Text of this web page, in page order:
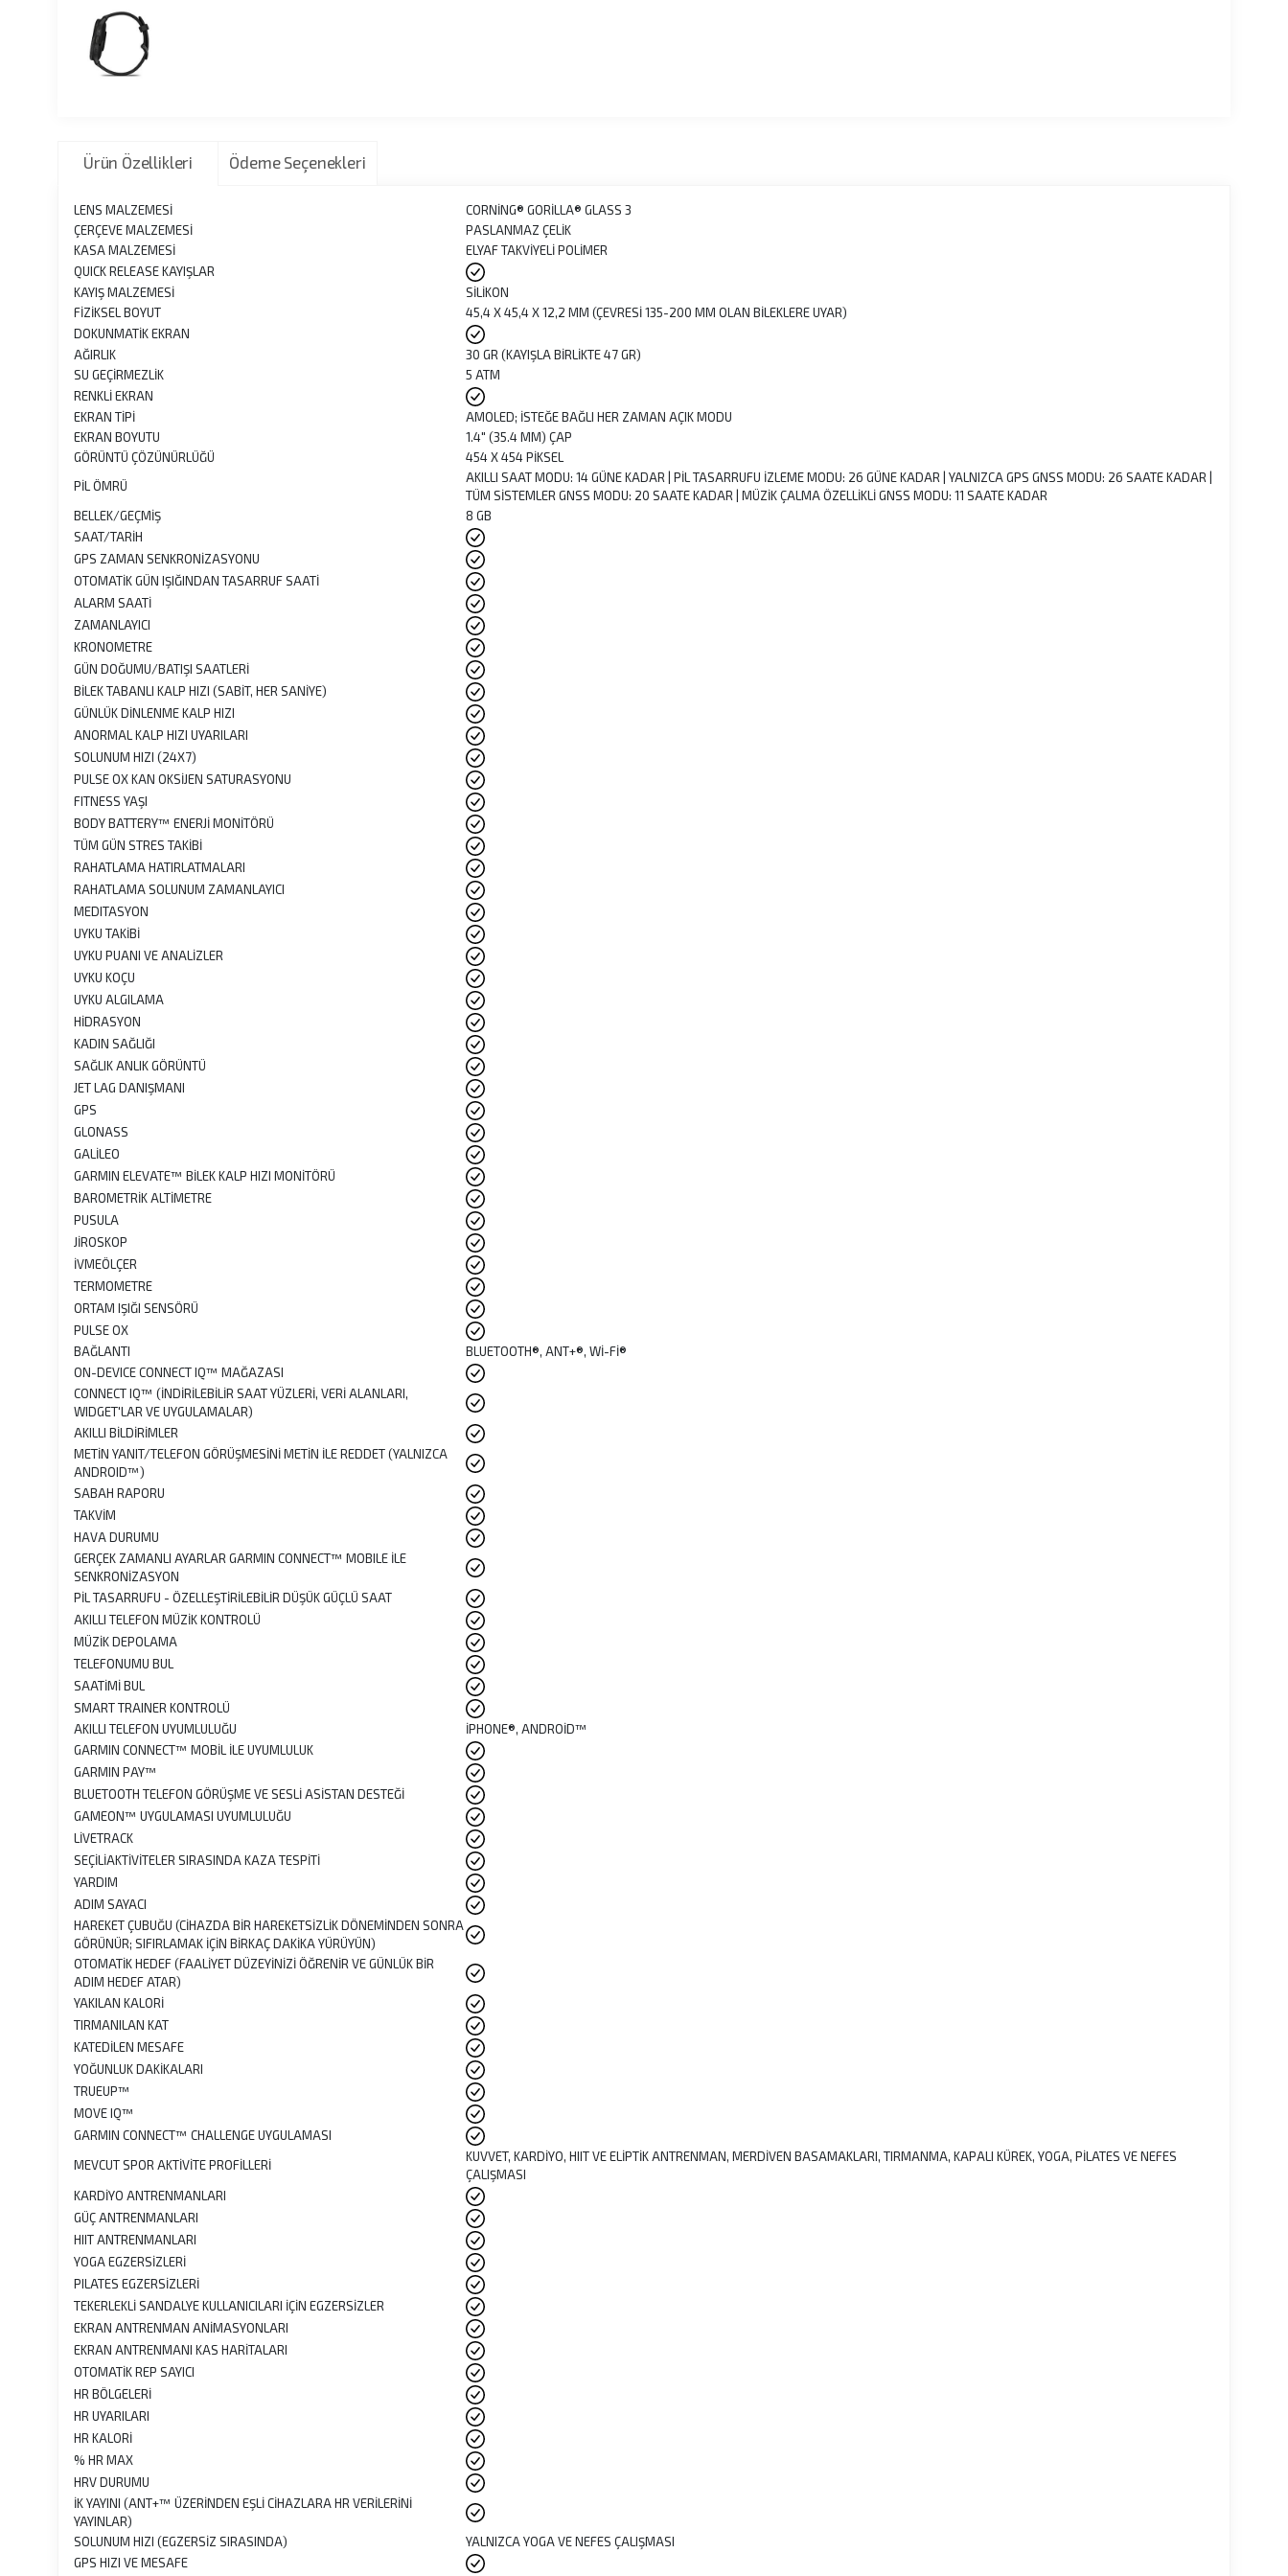
Ürün Özellikleri Ödeme Seçenekleri
LENS MALZEMESİ
CORNİNG® GORİLLA® GLASS 3
ÇERÇEVE MALZEMESİ
PASLANMAZ ÇELİK
KASA MALZEMESİ
ELYAF TAKVİYELİ POLİMER
QUICK RELEASE KAYIŞLAR
KAYIŞ MALZEMESİ
SİLİKON
FİZİKSEL BOYUT
45,4 X 45,4 X 12,2 MM (ÇEVRESİ 135-200 MM OLAN BİLEKLERE UYAR)
DOKUNMATİK EKRAN
AĞIRLIK
30 GR (KAYIŞLA BİRLİKTE 47 GR)
SU GEÇİRMEZLİK
5 ATM
RENKLİ EKRAN
EKRAN TİPİ
AMOLED; İSTEĞE BAĞLI HER ZAMAN AÇIK MODU
EKRAN BOYUTU
1.4″ (35.4 MM) ÇAP
GÖRÜNTÜ ÇÖZÜNÜRLÜĞÜ
454 X 454 PİKSEL
PİL ÖMRÜ
AKILLI SAAT MODU: 14 GÜNE KADAR | PİL TASARRUFU İZLEME MODU: 26 GÜNE KADAR | YALNIZCA GPS GNSS MODU: 26 SAATE KADAR |
TÜM SİSTEMLER GNSS MODU: 20 SAATE KADAR | MÜZİK ÇALMA ÖZELLİKLİ GNSS MODU: 11 SAATE KADAR
BELLEK/GEÇMİŞ
8 GB
SAAT/TARİH
GPS ZAMAN SENKRONİZASYONU
OTOMATİK GÜN IŞIĞINDAN TASARRUF SAATİ
ALARM SAATİ
ZAMANLAYICI
KRONOMETRE
GÜN DOĞUMU/BATIŞI SAATLERİ
BİLEK TABANLI KALP HIZI (SABİT, HER SANİYE)
GÜNLÜK DİNLENME KALP HIZI
ANORMAL KALP HIZI UYARILARI
SOLUNUM HIZI (24X7)
PULSE OX KAN OKSİJEN SATURASYONU
FITNESS YAŞI
BODY BATTERY™ ENERJİ MONİTÖRÜ
TÜM GÜN STRES TAKİBİ
RAHATLAMA HATIRLATMALARI
RAHATLAMA SOLUNUM ZAMANLAYICI
MEDITASYON
UYKU TAKİBİ
UYKU PUANI VE ANALİZLER
UYKU KOÇU
UYKU ALGILAMA
HİDRASYON
KADIN SAĞLIĞI
SAĞLIK ANLIK GÖRÜNTÜ
JET LAG DANIŞMANI
GPS
GLONASS
GALİLEO
GARMIN ELEVATE™ BİLEK KALP HIZI MONİTÖRÜ
BAROMETRİK ALTİMETRE
PUSULA
JİROSKOP
İVMEÖLÇER
TERMOMETRE
ORTAM IŞIĞI SENSÖRÜ
PULSE OX
BAĞLANTI
BLUETOOTH®, ANT+®, Wİ-Fİ®
ON-DEVICE CONNECT IQ™ MAĞAZASI
CONNECT IQ™ (İNDİRİLEBİLİR SAAT YÜZLERİ, VERİ ALANLARI,
WIDGET'LAR VE UYGULAMALAR)
AKILLI BİLDİRİMLER
METİN YANIT/TELEFON GÖRÜŞMESİNİ METİN İLE REDDET (YALNIZCA
ANDROID™)
SABAH RAPORU
TAKVİM
HAVA DURUMU
GERÇEK ZAMANLI AYARLAR GARMIN CONNECT™ MOBILE İLE
SENKRONİZASYON
PİL TASARRUFU - ÖZELLEŞTİRİLEBİLİR DÜŞÜK GÜÇLÜ SAAT
AKILLI TELEFON MÜZİK KONTROLÜ
MÜZİK DEPOLAMA
TELEFONUMU BUL
SAATİMİ BUL
SMART TRAINER KONTROLÜ
AKILLI TELEFON UYUMLULUĞU
İPHONE®, ANDROİD™
GARMIN CONNECT™ MOBİL İLE UYUMLULUK
GARMIN PAY™
BLUETOOTH TELEFON GÖRÜŞME VE SESLİ ASİSTAN DESTEĞİ
GAMEON™ UYGULAMASI UYUMLULUĞU
LİVETRACK
SEÇİLİAKTİVİTELER SIRASINDA KAZA TESPİTİ
YARDIM
ADIM SAYACI
HAREKET ÇUBUĞU (CİHAZDA BİR HAREKETSİZLİK DÖNEMİNDEN SONRA
GÖRÜNÜR; SIFIRLAMAK İÇİN BİRKAÇ DAKİKA YÜRÜYÜN)
OTOMATİK HEDEF (FAALİYET DÜZEYİNİZİ ÖĞRENİR VE GÜNLÜK BİR
ADIM HEDEF ATAR)
YAKILAN KALORİ
TIRMANILAN KAT
KATEDİLEN MESAFE
YOĞUNLUK DAKİKALARI
TRUEUP™
MOVE IQ™
GARMIN CONNECT™ CHALLENGE UYGULAMASI
MEVCUT SPOR AKTİVİTE PROFİLLERİ
KUVVET, KARDİYO, HIIT VE ELİPTİK ANTRENMAN, MERDİVEN BASAMAKLARI, TIRMANMA, KAPALI KÜREK, YOGA, PİLATES VE NEFES
ÇALIŞMASI
KARDİYO ANTRENMANLARI
GÜÇ ANTRENMANLARI
HIIT ANTRENMANLARI
YOGA EGZERSİZLERİ
PILATES EGZERSİZLERİ
TEKERLEKLİ SANDALYE KULLANICILARI İÇİN EGZERSİZLER
EKRAN ANTRENMAN ANİMASYONLARI
EKRAN ANTRENMANI KAS HARİTALARI
OTOMATİK REP SAYICI
HR BÖLGELERİ
HR UYARILARI
HR KALORİ
% HR MAX
HRV DURUMU
İK YAYINI (ANT+™ ÜZERİNDEN EŞLİ CİHAZLARA HR VERİLERİNİ
YAYINLAR)
SOLUNUM HIZI (EGZERSİZ SIRASINDA)
YALNIZCA YOGA VE NEFES ÇALIŞMASI
GPS HIZI VE MESAFE